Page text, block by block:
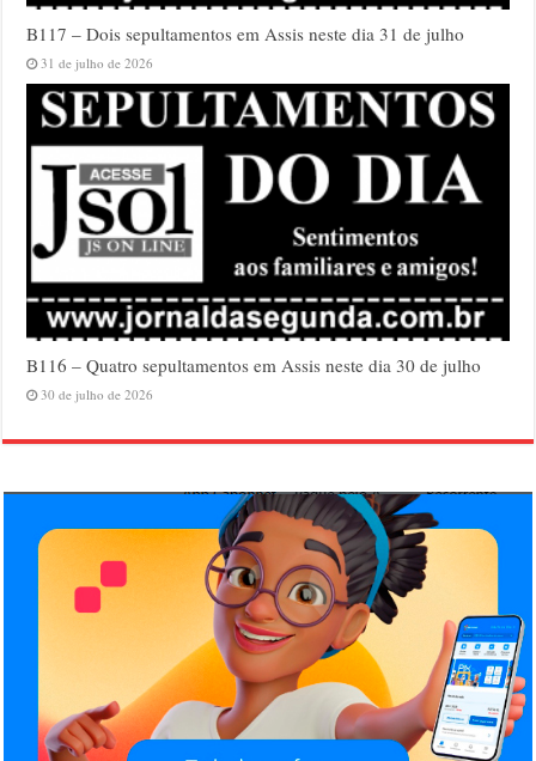
B117 – Dois sepultamentos em Assis neste dia 31 de julho
31 de julho de 2026
B116 – Quatro sepultamentos em Assis neste dia 30 de julho
30 de julho de 2026